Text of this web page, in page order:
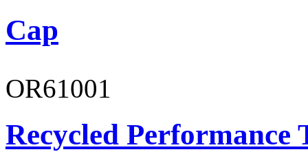
Cap
OR61001
Recycled Performance